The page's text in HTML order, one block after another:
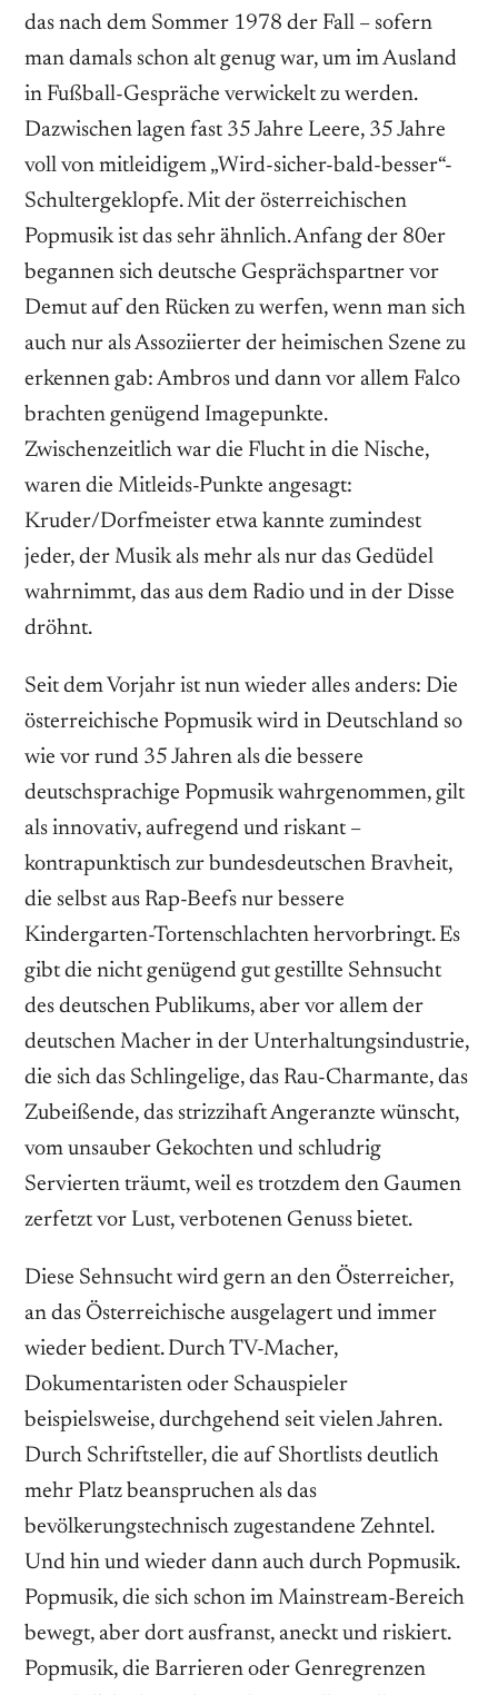
das nach dem Sommer 1978 der Fall – sofern
man damals schon alt genug war, um im Ausland
in Fußball-Gespräche verwickelt zu werden.
Dazwischen lagen fast 35 Jahre Leere, 35 Jahre
voll von mitleidigem „Wird-sicher-bald-besser“-
Schultergeklopfe. Mit der österreichischen
Popmusik ist das sehr ähnlich. Anfang der 80er
begannen sich deutsche Gesprächspartner vor
Demut auf den Rücken zu werfen, wenn man sich
auch nur als Assoziierter der heimischen Szene zu
erkennen gab: Ambros und dann vor allem Falco
brachten genügend Imagepunkte.
Zwischenzeitlich war die Flucht in die Nische,
waren die Mitleids-Punkte angesagt:
Kruder/Dorfmeister etwa kannte zumindest
jeder, der Musik als mehr als nur das Gedüdel
wahrnimmt, das aus dem Radio und in der Disse
dröhnt.
Seit dem Vorjahr ist nun wieder alles anders: Die
österreichische Popmusik wird in Deutschland so
wie vor rund 35 Jahren als die bessere
deutschsprachige Popmusik wahrgenommen, gilt
als innovativ, aufregend und riskant –
kontrapunktisch zur bundesdeutschen Bravheit,
die selbst aus Rap-Beefs nur bessere
Kindergarten-Tortenschlachten hervorbringt. Es
gibt die nicht genügend gut gestillte Sehnsucht
des deutschen Publikums, aber vor allem der
deutschen Macher in der Unterhaltungsindustrie,
die sich das Schlingelige, das Rau-Charmante, das
Zubeißende, das strizzihaft Angeranzte wünscht,
vom unsauber Gekochten und schludrig
Servierten träumt, weil es trotzdem den Gaumen
zerfetzt vor Lust, verbotenen Genuss bietet.
Diese Sehnsucht wird gern an den Österreicher,
an das Österreichische ausgelagert und immer
wieder bedient. Durch TV-Macher,
Dokumentaristen oder Schauspieler
beispielsweise, durchgehend seit vielen Jahren.
Durch Schriftsteller, die auf Shortlists deutlich
mehr Platz beanspruchen als das
bevölkerungstechnisch zugestandene Zehntel.
Und hin und wieder dann auch durch Popmusik.
Popmusik, die sich schon im Mainstream-Bereich
bewegt, aber dort ausfranst, aneckt und riskiert.
Popmusik, die Barrieren oder Genregrenzen